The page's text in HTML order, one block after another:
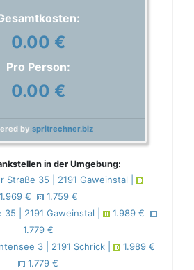
0.00 €
Pro Person:
0.00 €
by spritrechner.biz
in der Umgebung:
Straße 35 | 2191 Gaweinstal |
1.969 €
1.759 €
35 | 2191 Gaweinstal |
1.989 €
1.779 €
3 | 2191 Schrick |
1.989 €
1.779 €